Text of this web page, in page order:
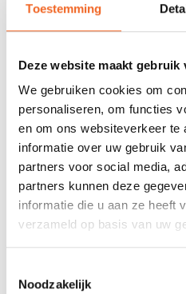
Toestemming
Deze website maakt gebruik
We gebruiken cookies om
personaliseren, om functies
en om ons websiteverkeer te
informatie over uw gebruik
partners voor social media,
partners kunnen deze
informatie die u aan ze heeft
verzameld op basis van uw
Noodzakelijk
comfortabel. De rugband is
materiaal waardoor deze langer
bevindt zich een band met een
eenvoudig bevestigd kan
nog twee kleinere banden
wens ingesteld kan worden.
Hoogte : 20 cm
Breedte: 42 cm